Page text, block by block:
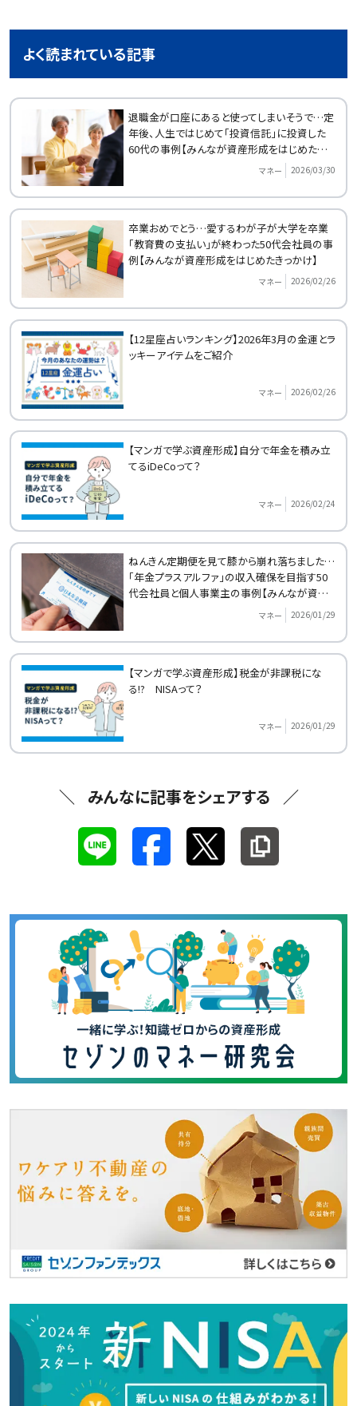
よく読まれている記事
退職金が口座にあると使ってしまいそうで…定
年後、人生ではじめて「投資信託」に投資した
60代の事例【みんなが資産形成をはじめたきっ
マネー 2026/03/30
卒業おめでとう…愛するわが子が大学を卒業
「教育費の支払い」が終わった50代会社員の事
例【みんなが資産形成をはじめたきっかけ】
マネー 2026/02/26
【12星座占いランキング】2026年3月の金運とラ
ッキーアイテムをご紹介
マネー 2026/02/26
【マンガで学ぶ資産形成】自分で年金を積み立
てるiDeCoって？
マネー 2026/02/24
ねんきん定期便を見て膝から崩れ落ちました…
「年金プラスアルファ」の収入確保を目指す50
代会社員と個人事業主の事例【みんなが資産
マネー 2026/01/29
【マンガで学ぶ資産形成】税金が非課税にな
る!? NISAって？
マネー 2026/01/29
みんなに記事をシェアする